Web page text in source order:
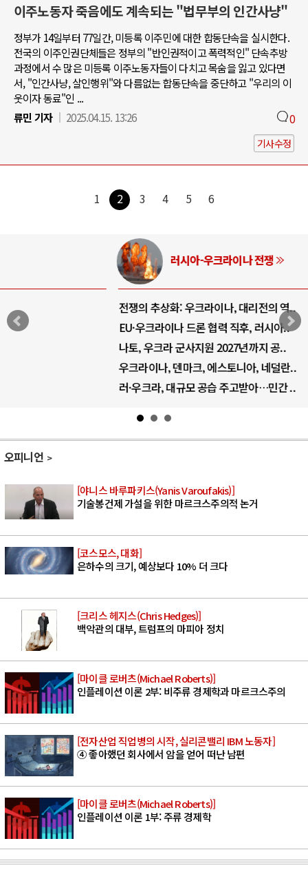
이주노동자 죽음에도 계속되는 "법무부의 인간사냥"
정부가 14일부터 77일간, 미등록 이주민에 대한 합동단속을 실시한다.
전국의 이주인권단체들은 정부의 "반인권적이고 폭력적인" 단속추방
과정에서 수 많은 미등록 이주노동자들이 다치고 목숨을 잃고 있다면
서, "인간사냥, 살인행위"와 다름없는 합동단속을 중단하고 "우리의 이
웃이자 동료"인 ...
류민 기자
2025.04.15. 13:26 0
기사수정
1 2 3 4 5 6
러시아-우크라이나 전쟁
전쟁의 추상화: 우크라이나, 대리전의 역..
EU·우크라이나 드론 협력 직후, 러시아..
나토, 우크라 군사지원 2027년까지 공..
우크라이나, 덴마크, 에스토니아, 네덜란..
러·우크라, 대규모 공습 주고받아…민간 ..
오피니언
[야니스 바루파키스(Yanis Varoufakis)]
기술봉건제 가설을 위한 마르크스주의적 논거
[코스모스, 대화]
은하수의 크기, 예상보다 10% 더 크다
[크리스 헤지스(Chris Hedges)]
백악관의 대부, 트럼프의 마피아 정치
[마이클 로버츠(Michael Roberts)]
인플레이션 이론 2부: 비주류 경제학과 마르크스주의
[전자산업 직업병의 시작, 실리콘밸리 IBM 노동자]
④ 좋아했던 회사에서 암을 얻어 떠난 남편
[마이클 로버츠(Michael Roberts)]
인플레이션 이론 1부: 주류 경제학